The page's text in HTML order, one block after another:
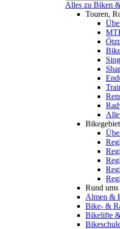
Alles zu Biken
Touren,
Rund
Almen &
Bike- &
Bikelifte